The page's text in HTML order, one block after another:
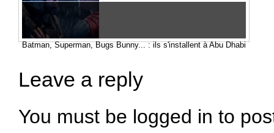
Batman, Superman, Bugs Bunny... : ils s'installent à Abu Dhabi
Leave a reply
You must be logged in to